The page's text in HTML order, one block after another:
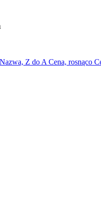
Nazwa, Z do ACena, rosnąco